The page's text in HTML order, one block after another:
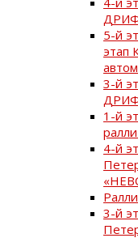
5-й
этап
3-й
1-й
4-й
3-й